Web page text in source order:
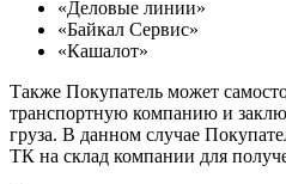
«Деловые линии»
«Байкал Сервис»
«Кашалот»
Также Покупатель может
транспортную компанию и
груза. В данном случае
ТК на склад компании для